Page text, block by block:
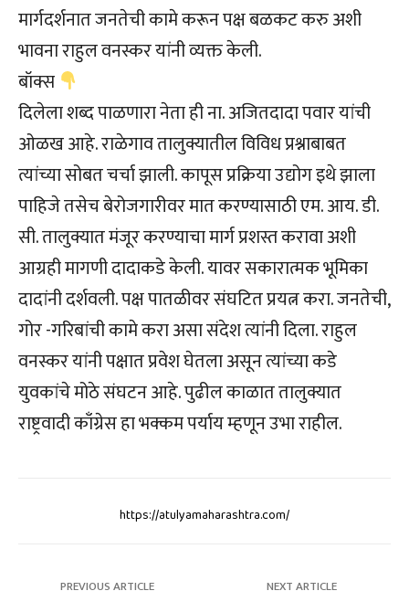
मार्गदर्शनात जनतेची कामे करून पक्ष बळकट करु अशी
भावना राहुल वनस्कर यांनी व्यक्त केली.
बॉक्स
दिलेला शब्द पाळणारा नेता ही ना. अजितदादा पवार यांची
ओळख आहे. राळेगाव तालुक्यातील विविध प्रश्नाबाबत
त्यांच्या सोबत चर्चा झाली. कापूस प्रक्रिया उद्योग इथे झाला
पाहिजे तसेच बेरोजगारीवर मात करण्यासाठी एम. आय. डी.
सी. तालुक्यात मंजूर करण्याचा मार्ग प्रशस्त करावा अशी
आग्रही मागणी दादाकडे केली. यावर सकारात्मक भूमिका
दादांनी दर्शवली. पक्ष पातळीवर संघटित प्रयत्न करा. जनतेची,
गोर -गरिबांची कामे करा असा संदेश त्यांनी दिला. राहुल
वनस्कर यांनी पक्षात प्रवेश घेतला असून त्यांच्या कडे
युवकांचे मोठे संघटन आहे. पुढील काळात तालुक्यात
राष्ट्रवादी काँग्रेस हा भक्कम पर्याय म्हणून उभा राहील.
https://atulyamaharashtra.com/
PREVIOUS ARTICLE NEXT ARTICLE